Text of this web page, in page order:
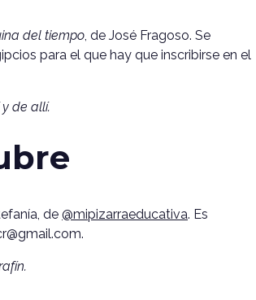
del tiempo, de José Fragoso. Se
para el que hay que inscribirse en el
de allí.
de @mipizarraeducativa. Es